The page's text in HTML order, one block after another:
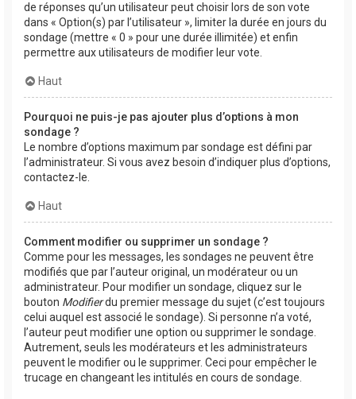
de réponses qu’un utilisateur peut choisir lors de son vote
dans « Option(s) par l’utilisateur », limiter la durée en jours du
sondage (mettre « 0 » pour une durée illimitée) et enfin
permettre aux utilisateurs de modifier leur vote.
Haut
Pourquoi ne puis-je pas ajouter plus d’options à mon
sondage ?
Le nombre d’options maximum par sondage est défini par
l’administrateur. Si vous avez besoin d’indiquer plus d’options,
contactez-le.
Haut
Comment modifier ou supprimer un sondage ?
Comme pour les messages, les sondages ne peuvent être
modifiés que par l’auteur original, un modérateur ou un
administrateur. Pour modifier un sondage, cliquez sur le
bouton Modifierdu premier message du sujet (c’est toujours
celui auquel est associé le sondage). Si personne n’a voté,
l’auteur peut modifier une option ou supprimer le sondage.
Autrement, seuls les modérateurs et les administrateurs
peuvent le modifier ou le supprimer. Ceci pour empêcher le
trucage en changeant les intitulés en cours de sondage.